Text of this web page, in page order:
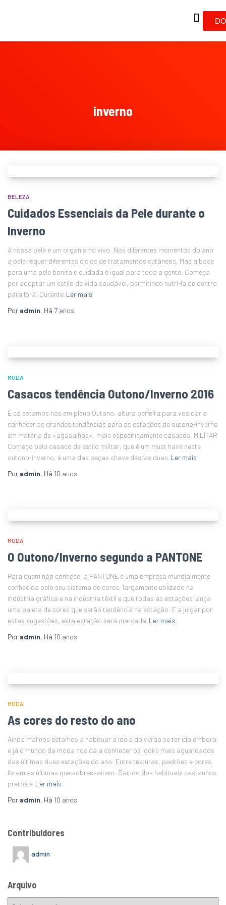
inverno
BELEZA
Cuidados Essenciais da Pele durante o
Inverno
A nossa pele é um organismo vivo. Nos diferentes momentos do ano
a pele requer diferentes ciclos de tratamentos cutâneos. Mas a base
para uma pele bonita e cuidada é igual para toda a gente. Começa
por adoptar um estilo de vida saudável, permitindo nutri-la de dentro
para fora. Durante Ler mais
Por admin, Há 7 anos
MODA
Casacos tendência Outono/Inverno 2016
E cá estamos nós em pleno Outono, altura perfeita para vos dar a
conhecer as grandes tendências para as estações de outono-inverno
em matéria de «agasalhos», mais especificamente casacos. MILITAR
Começo pelo casaco de estilo militar, que é um must have neste
outono-inverno, é uma das peças chave destas duas Ler mais
Por admin, Há 10 anos
MODA
O Outono/Inverno segundo a PANTONE
Para quem não conhece, a PANTONE é uma empresa mundialmente
conhecida pelo seu sistema de cores, largamente utilizado na
indústria gráfica e na indústria têxtil e que todas as estações lança
uma paleta de cores que serão tendência na estação. E a julgar por
estas sugestões, esta estação será marcada Ler mais
Por admin, Há 10 anos
MODA
As cores do resto do ano
Ainda mal nos estamos a habituar à ideia do verão se ter ido embora,
e já o mundo da moda nos dá a conhecer os looks mais aguardados
das últimas duas estações do ano. Entre texturas, padrões e cores,
foram as últimas que sobressaíram. Saindo dos habituais castanhos,
pretos e Ler mais
Por admin, Há 10 anos
Contribuidores
admin
Arquivo